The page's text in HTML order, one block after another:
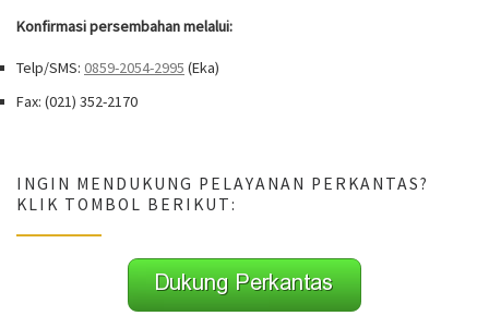
Konfirmasi persembahan melalui:
Telp/SMS: 0859-2054-2995 (Eka)
Fax: (021) 352-2170
INGIN MENDUKUNG PELAYANAN PERKANTAS?
KLIK TOMBOL BERIKUT: